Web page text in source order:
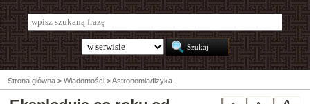
Strona główna > Wiadomości >Astronomia/fizyka